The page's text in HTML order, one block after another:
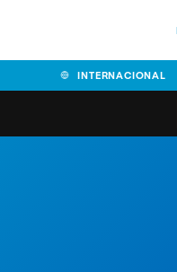
INTERNACIONAL